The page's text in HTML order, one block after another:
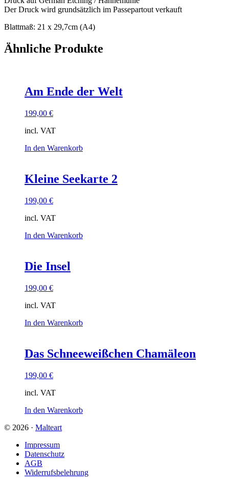
Der Druck wird grundsätzlich im Passepartout verkauft
Blattmaß: 21 x 29,7cm (A4)
Ähnliche Produkte
Am Ende der Welt
199,00 €
incl. VAT
In den Warenkorb
Kleine Seekarte 2
199,00 €
incl. VAT
In den Warenkorb
Die Insel
199,00 €
incl. VAT
In den Warenkorb
Das Schneeweißchen Chamäleon
199,00 €
incl. VAT
In den Warenkorb
© 2026 · Malteart
Impressum
Datenschutz
AGB
Widerrufsbelehrung